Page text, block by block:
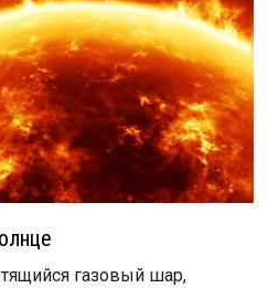
газовый шар,